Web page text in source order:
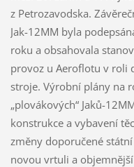
z Petrozavodska.
Jak-12MM byla
roku a obsahovala
provoz u Aeroflotu v roli
stroje. Výrobní plány na
„plovákových“ Jaků-
konstrukce a vybavení
změny doporučené
novou vrtuli a